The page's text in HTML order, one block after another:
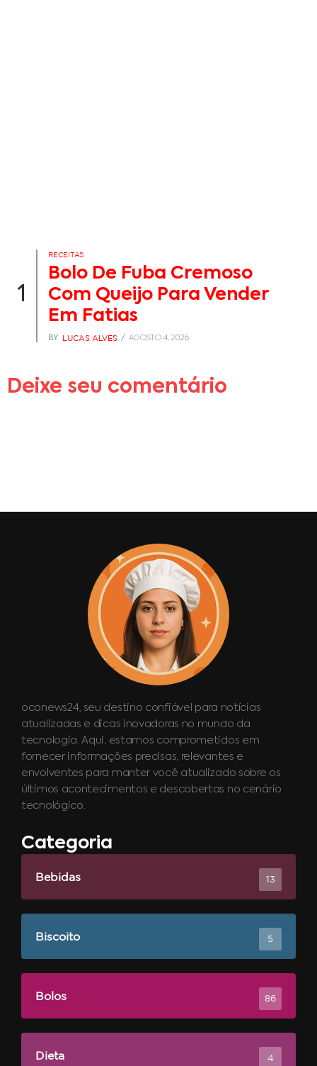
1
RECEITAS
Bolo De Fuba Cremoso
Com Queijo Para Vender
Em Fatias
BY LUCAS ALVES AGOSTO 4, 2026
Deixe seu comentário
oconews24, seu destino confiável para notícias
atualizadas e dicas inovadoras no mundo da
tecnologia. Aqui, estamos comprometidos em
fornecer informações precisas, relevantes e
envolventes para manter você atualizado sobre os
últimos acontecimentos e descobertas no cenário
tecnológico.
Categoria
Bebidas 13
Biscoito 5
Bolos 86
Dieta 4